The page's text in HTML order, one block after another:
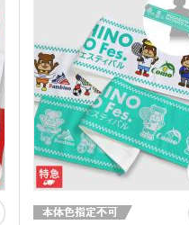
ブックカバー・ルー
おり
電卓・レターカッ
ッチキス他
ボールペン(単色)
シャープペン
マーカー・蛍光ペン
消しゴム・修正テ
木製キーホルダー
キーホルダー
万年カレンダー
記念品 ボトル・
記念品 時計
オリジナルミニハ